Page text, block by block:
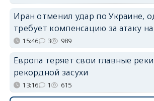
Иран отменил удар по Украине,
требует компенсацию за атаку
15:46 3 989
Европа теряет свои главные
рекордной засухи
13:16 1 615